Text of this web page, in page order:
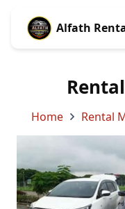
Alfath
Home Rental